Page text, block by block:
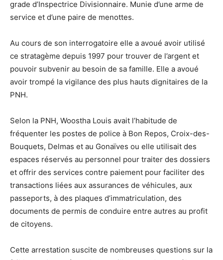
grade d’Inspectrice Divisionnaire. Munie d’une arme de
service et d’une paire de menottes.
Au cours de son interrogatoire elle a avoué avoir utilisé
ce stratagème depuis 1997 pour trouver de l’argent et
pouvoir subvenir au besoin de sa famille. Elle a avoué
avoir trompé la vigilance des plus hauts dignitaires de la
PNH.
Selon la PNH, Woostha Louis avait l’habitude de
fréquenter les postes de police à Bon Repos, Croix-des-
Bouquets, Delmas et au Gonaïves ou elle utilisait des
espaces réservés au personnel pour traiter des dossiers
et offrir des services contre paiement pour faciliter des
transactions liées aux assurances de véhicules, aux
passeports, à des plaques d’immatriculation, des
documents de permis de conduire entre autres au profit
de citoyens.
Cette arrestation suscite de nombreuses questions sur la